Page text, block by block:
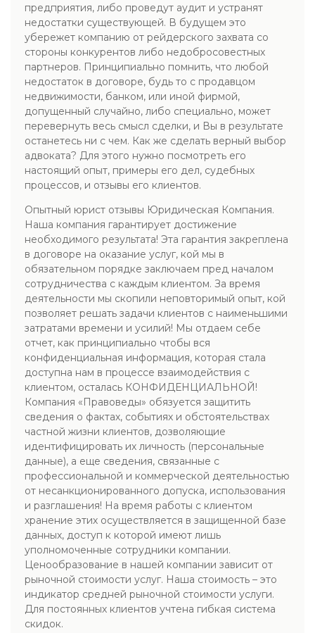
предприятия, либо проведут аудит и устранят
недостатки существующей. В будущем это
убережет компанию от рейдерского захвата со
стороны конкурентов либо недобросовестных
партнеров. Принципиально помнить, что любой
недостаток в договоре, будь то с продавцом
недвижимости, банком, или иной фирмой,
допущенный случайно, либо специально, может
перевернуть весь смысл сделки, и Вы в результате
останетесь ни с чем. Как же сделать верный выбор
адвоката? Для этого нужно посмотреть его
настоящий опыт, примеры его дел, судебных
процессов, и отзывы его клиентов.
Опытный юрист отзывы Юридическая Компания.
Наша компания гарантирует достижение
необходимого результата! Эта гарантия закреплена
в договоре на оказание услуг, кой мы в
обязательном порядке заключаем пред началом
сотрудничества с каждым клиентом. За время
деятельности мы скопили неповторимый опыт, кой
позволяет решать задачи клиентов с наименьшими
затратами времени и усилий! Мы отдаем себе
отчет, как принципиально чтобы вся
конфиденциальная информация, которая стала
доступна нам в процессе взаимодействия с
клиентом, осталась КОНФИДЕНЦИАЛЬНОЙ!
Компания «Правоведы» обязуется защитить
сведения о фактах, событиях и обстоятельствах
частной жизни клиентов, дозволяющие
идентифицировать их личность (персональные
данные), а еще сведения, связанные с
профессиональной и коммерческой деятельностью
от несанкционированного допуска, использования
и разглашения! На время работы с клиентом
хранение этих осуществляется в защищенной базе
данных, доступ к которой имеют лишь
уполномоченные сотрудники компании.
Ценообразование в нашей компании зависит от
рыночной стоимости услуг. Наша стоимость – это
индикатор средней рыночной стоимости услуги.
Для постоянных клиентов учтена гибкая система
скидок.